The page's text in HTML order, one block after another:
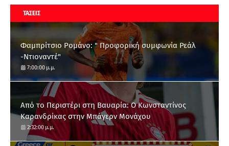
ΤΑΣΕΙΣ
Φαμπρίτσιο Ρομάνο: " Προφορική συμφωνία Ρεάλ
-Ντιοναντέ"
7:00:00 μ.μ.
Από το Περιστέρι στη Βαυαρία: O Κωνσταντίνος
Καρανδρίκας στην Μπάγερν Μονάχου
2:32:00 μ.μ.